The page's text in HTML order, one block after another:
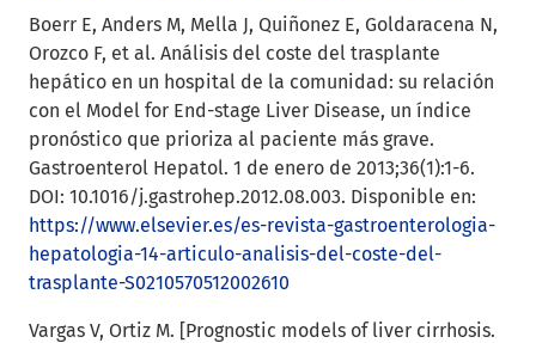
Boerr E, Anders M, Mella J, Quiñonez E, Goldaracena N,
Orozco F, et al. Análisis del coste del trasplante
hepático en un hospital de la comunidad: su relación
con el Model for End-stage Liver Disease, un índice
pronóstico que prioriza al paciente más grave.
Gastroenterol Hepatol. 1 de enero de 2013;36(1):1-6.
DOI: 10.1016/j.gastrohep.2012.08.003. Disponible en:
https://www.elsevier.es/es-revista-gastroenterologia-
hepatologia-14-articulo-analisis-del-coste-del-
trasplante-S0210570512002610
Vargas V, Ortiz M. [Prognostic models of liver cirrhosis.